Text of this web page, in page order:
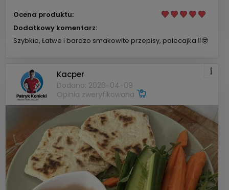
Ocena produktu:
Dodatkowy komentarz:
Szybkie, Łatwe i bardzo smakowite przepisy, polecajka ‼️🤓
Kacper
Dodano: 2026-04-09
Opinia zweryfikowana